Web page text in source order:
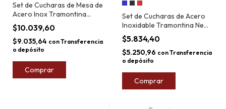
Set de Cucharas de Mesa de
Acero Inox Tramontina
Ipanema Blíster x6
$10.039,60
$9.035,64 conTransferencia
o depósito
Comprar
Set de Cucharas de Acero
Inoxidable Tramontina New
Kolor x6
$5.834,40
$5.250,96 conTransferencia
o depósito
Comprar